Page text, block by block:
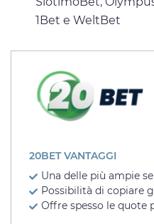
1Bet e WeltBet
20BET VANTAGGI
Una delle più ampie
Possibilità di copiare
Offre spesso le quote